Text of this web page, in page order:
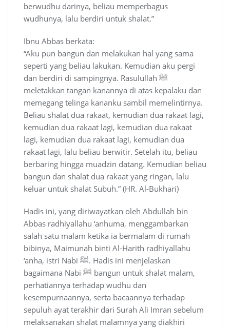
berwudhu darinya, beliau memperbagus
wudhunya, lalu berdiri untuk shalat.”
Ibnu Abbas berkata:
“Aku pun bangun dan melakukan hal yang sama
seperti yang beliau lakukan. Kemudian aku pergi
dan berdiri di sampingnya. Rasulullah ﷺ
meletakkan tangan kanannya di atas kepalaku dan
memegang telinga kananku sambil memelintirnya.
Beliau shalat dua rakaat, kemudian dua rakaat lagi,
kemudian dua rakaat lagi, kemudian dua rakaat
lagi, kemudian dua rakaat lagi, kemudian dua
rakaat lagi, lalu beliau berwitir. Setelah itu, beliau
berbaring hingga muadzin datang. Kemudian beliau
bangun dan shalat dua rakaat yang ringan, lalu
keluar untuk shalat Subuh.” (HR. Al-Bukhari)
Hadis ini, yang diriwayatkan oleh Abdullah bin
Abbas radhiyallahu ‘anhuma, menggambarkan
salah satu malam ketika ia bermalam di rumah
bibinya, Maimunah binti Al-Harith radhiyallahu
‘anha, istri Nabi ﷺ. Hadis ini menjelaskan
bagaimana Nabi ﷺ bangun untuk shalat malam,
perhatiannya terhadap wudhu dan
kesempurnaannya, serta bacaannya terhadap
sepuluh ayat terakhir dari Surah Ali Imran sebelum
melaksanakan shalat malamnya yang diakhiri